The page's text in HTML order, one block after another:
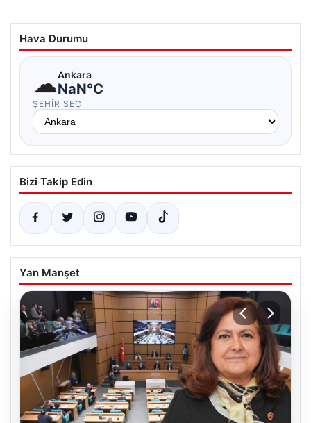
Hava Durumu
☁Ankara
NaN°C
ŞEHIR SEÇ
Bizi Takip Edin
Yan Manşet